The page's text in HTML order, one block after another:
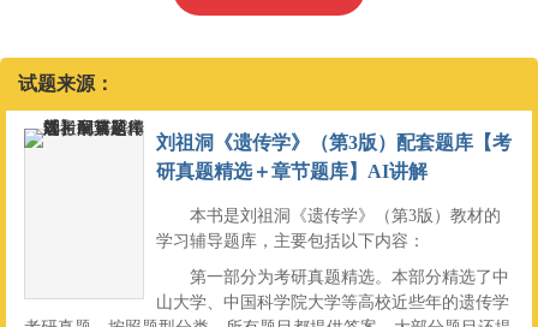
试题来源：
刘祖洞《遗传学》（第3版）配套题库【考
研真题精选＋章节题库】AI讲解
本书是刘祖洞《遗传学》（第3版）教材的
学习辅导题库，主要包括以下内容：
第一部分为考研真题精选。本部分精选了中
山大学、中国科学院大学等高校近些年的遗传学